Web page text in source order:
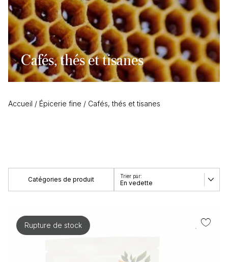
Cafés, thés et tisanes
Accueil / Épicerie fine / Cafés, thés et tisanes
Catégories de produit En vedette
Voir tous
Rupture de stock